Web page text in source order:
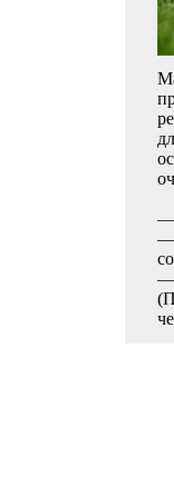
—
—
—